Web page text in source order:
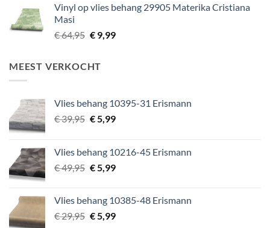
was:
is:
Vinyl op vlies behang 29905 Materika Cristiana
Masi
€64,95 Oorspronkelijke
€ 64,95.
€9,99Huidige
MEEST VERKOCHT
Vlies behang 10395-31 Erismann
€39,95 Oorspronkelijke
€ 39,95.
€5,99Huidige
€ 5,99.
Vlies behang 10216-45 Erismann
€49,95 Oorspronkelijke
€ 49,95.
€5,99Huidige
€ 5,99.
Vlies behang 10385-48 Erismann
€29,95 Oorspronkelijke
€5,99Huidige